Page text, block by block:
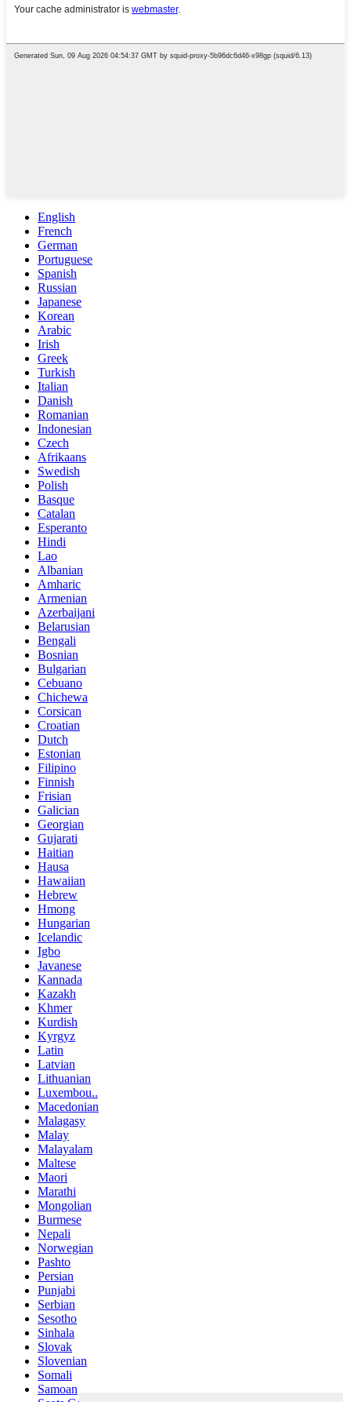
English
French
German
Portuguese
Spanish
Russian
Japanese
Korean
Arabic
Irish
Greek
Turkish
Italian
Danish
Romanian
Indonesian
Czech
Afrikaans
Swedish
Polish
Basque
Catalan
Esperanto
Hindi
Lao
Albanian
Amharic
Armenian
Azerbaijani
Belarusian
Bengali
Bosnian
Bulgarian
Cebuano
Chichewa
Corsican
Croatian
Dutch
Estonian
Filipino
Finnish
Frisian
Galician
Georgian
Gujarati
Haitian
Hausa
Hawaiian
Hebrew
Hmong
Hungarian
Icelandic
Igbo
Javanese
Kannada
Kazakh
Khmer
Kurdish
Kyrgyz
Latin
Latvian
Lithuanian
Luxembou..
Macedonian
Malagasy
Malay
Malayalam
Maltese
Maori
Marathi
Mongolian
Burmese
Nepali
Norwegian
Pashto
Persian
Punjabi
Serbian
Sesotho
Sinhala
Slovak
Slovenian
Somali
Samoan